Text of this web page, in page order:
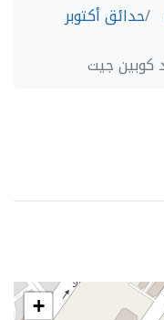
حدائق أكتوبر
+